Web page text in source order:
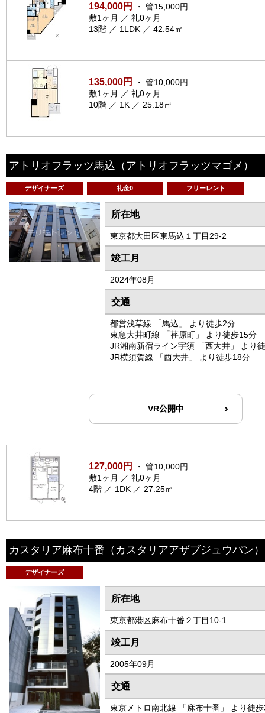
194,000円
・ 管15,000円
敷1ヶ月 ／ 礼0ヶ月
13階 ／ 1LDK ／ 42.54㎡
135,000円
・ 管10,000円
敷1ヶ月 ／ 礼0ヶ月
10階 ／ 1K ／ 25.18㎡
アトリオフラッツ馬込 （アトリオフラッツマゴメ）
デザイナーズ 礼金0 フリーレント
所在地
東京都大田区東馬込１丁目29-2
竣工月
2024年08月
交通
都営浅草線 「馬込」 より徒歩2分
東急大井町線 「荏原町」 より徒歩15分
JR湘南新宿ライン宇須 「西大井」 より
JR横須賀線 「西大井」 より徒歩18分
VR公開中
127,000円
・ 管10,000円
敷1ヶ月 ／ 礼0ヶ月
4階 ／ 1DK ／ 27.25㎡
カスタリア麻布十番 （カスタリアアザブジュウバン）
デザイナーズ
所在地
東京都港区麻布十番２丁目10-1
竣工月
2005年09月
交通
東京メトロ南北線 「麻布十番」 より徒